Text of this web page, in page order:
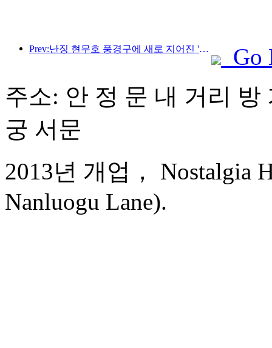
Prev:난징 현무호 풍경구에 새로 지어진 '진링 시관'을 포함한 4개의 문화 공간이 공식적으로 개장했습니다.
Go
주소: 안 정 문 내 거리 방
궁 서문
2013년 개업， Nostalgia
Nanluogu Lane).